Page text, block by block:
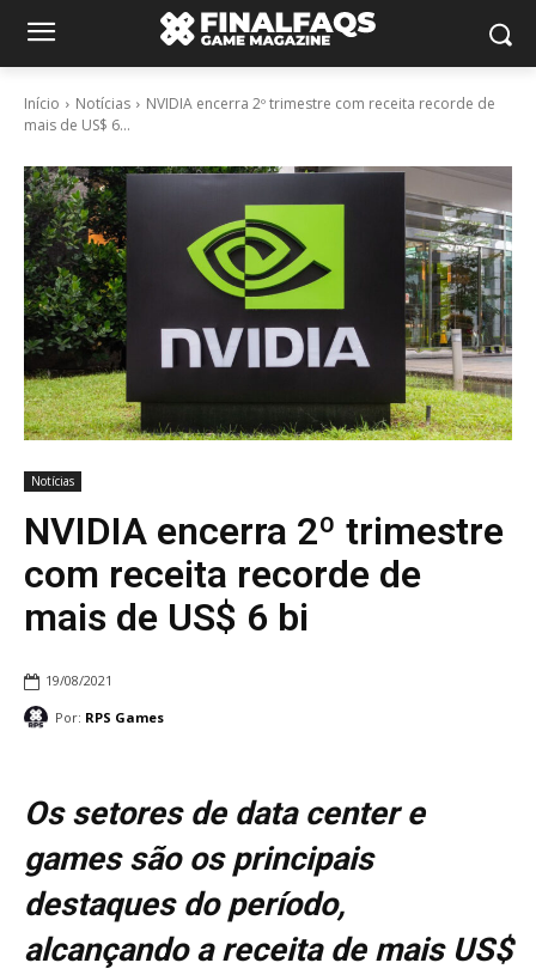
Início Notícias
NVIDIA encerra 2º trimestre com receita recorde de
mais de US$ 6...
Notícias
NVIDIA encerra 2º trimestre
com receita recorde de
mais de US$ 6 bi
19/08/2021
Por: RPS Games
Os setores de data center e
games são os principais
destaques do período,
alcançando a receita de mais US$